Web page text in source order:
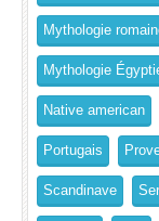
Mythologie
Mythologie
Native american
Portugais
Scandinave